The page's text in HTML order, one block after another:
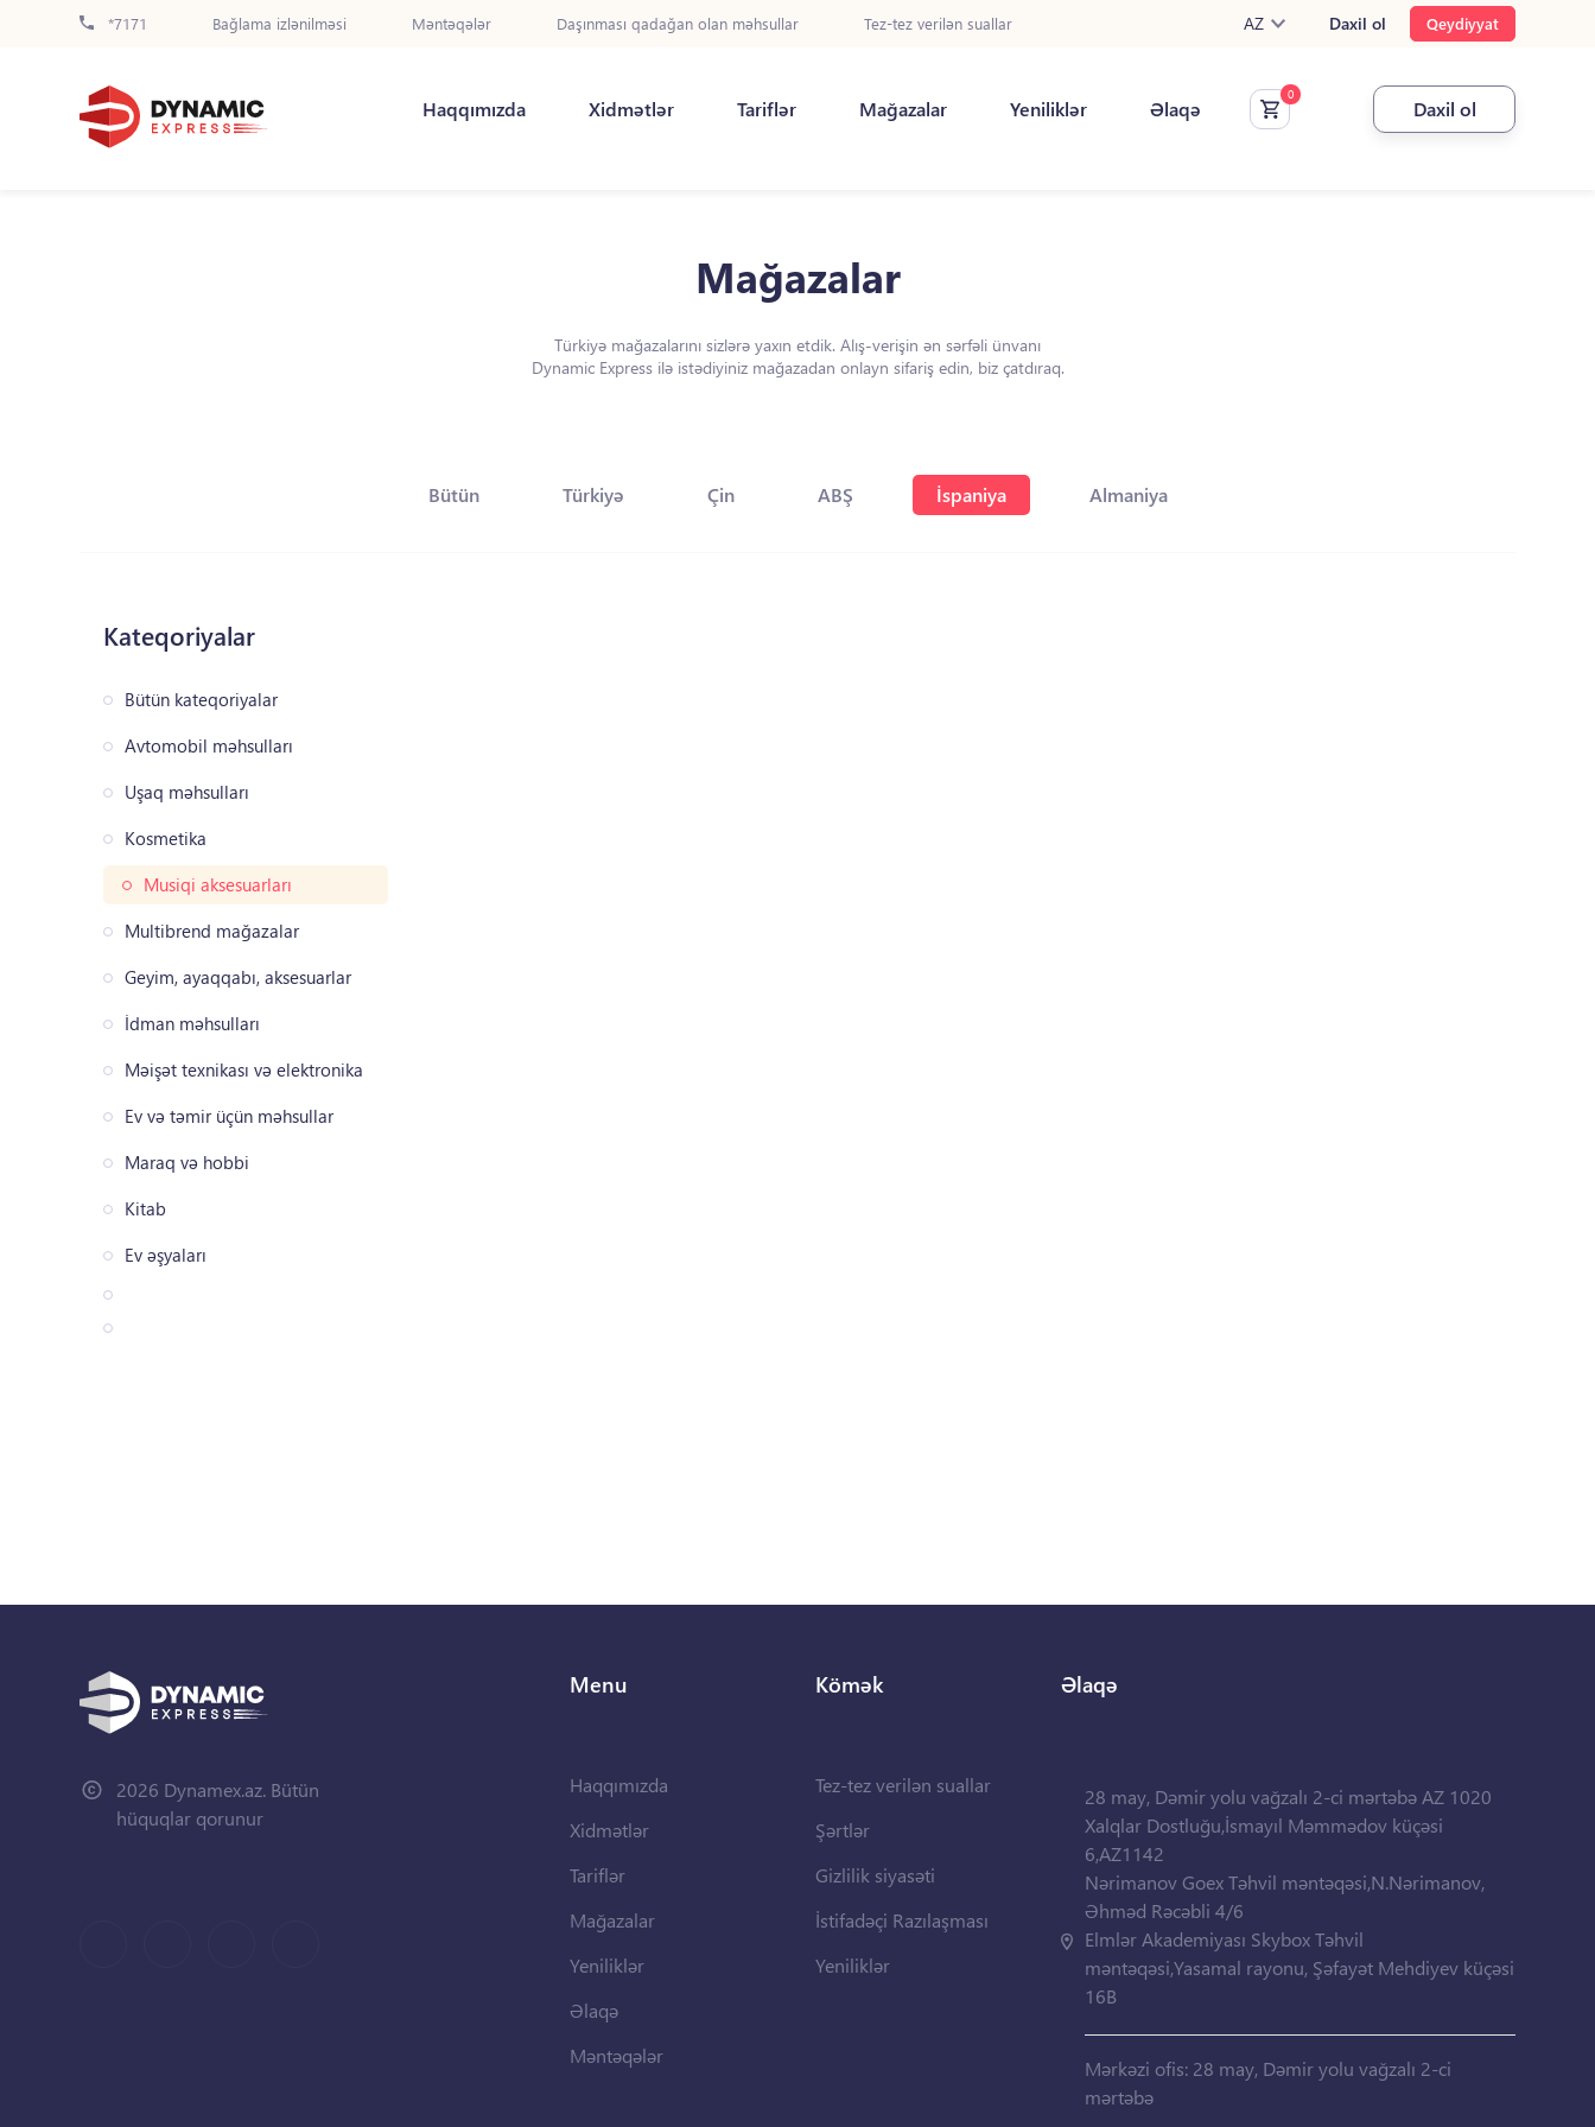
*7171 Bağlama izlənilməsi Məntəqələr Daşınması qadağan olan məhsullar Tez-tez verilən suallar AZ Daxil ol Qeydiyyat
Haqqımızda Xidmətlər Tariflər Mağazalar Yeniliklər Əlaqə Daxil ol
Mağazalar
Türkiyə mağazalarını sizlərə yaxın etdik. Alış-verişin ən sərfəli ünvanı
Dynamic Express ilə istədiyiniz mağazadan onlayn sifariş edin, biz çatdıraq.
Bütün Türkiyə Çin ABŞ İspaniya Almaniya
Kateqoriyalar
Bütün kateqoriyalar
Avtomobil məhsulları
Uşaq məhsulları
Kosmetika
Musiqi aksesuarları
Multibrend mağazalar
Geyim, ayaqqabı, aksesuarlar
İdman məhsulları
Məişət texnikası və elektronika
Ev və təmir üçün məhsullar
Maraq və hobbi
Kitab
Ev əşyaları
2026 Dynamex.az. Bütün
hüquqlar qorunur
Menu
Haqqımızda
Xidmətlər
Tariflər
Mağazalar
Yeniliklər
Əlaqə
Məntəqələr
Kömək
Tez-tez verilən suallar
Şərtlər
Gizlilik siyasəti
İstifadəçi Razılaşması
Yeniliklər
Əlaqə
28 may, Dəmir yolu vağzalı 2-ci mərtəbə AZ 1020
Xalqlar Dostluğu,İsmayıl Məmmədov küçəsi
6,AZ1142
Nərimanov Goex Təhvil məntəqəsi,N.Nərimanov,
Əhməd Rəcəbli 4/6
Elmlər Akademiyası Skybox Təhvil
məntəqəsi,Yasamal rayonu, Şəfayət Mehdiyev küçəsi
16B
Mərkəzi ofis: 28 may, Dəmir yolu vağzalı 2-ci
mərtəbə